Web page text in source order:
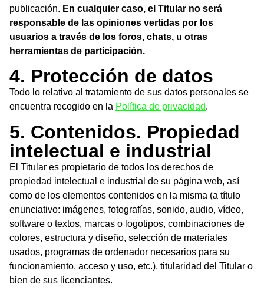
publicación. En cualquier caso, el Titular no será
responsable de las opiniones vertidas por los
usuarios a través de los foros, chats, u otras
herramientas de participación.
4. Protección de datos
Todo lo relativo al tratamiento de sus datos personales se
encuentra recogido en la Política de privacidad.
5. Contenidos. Propiedad
intelectual e industrial
El Titular es propietario de todos los derechos de
propiedad intelectual e industrial de su página web, así
como de los elementos contenidos en la misma (a título
enunciativo: imágenes, fotografías, sonido, audio, vídeo,
software o textos, marcas o logotipos, combinaciones de
colores, estructura y diseño, selección de materiales
usados, programas de ordenador necesarios para su
funcionamiento, acceso y uso, etc.), titularidad del Titular o
bien de sus licenciantes.